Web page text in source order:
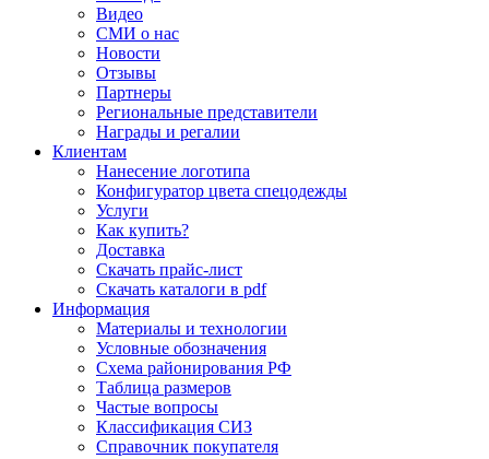
Видео
СМИ о нас
Новости
Отзывы
Партнеры
Региональные представители
Награды и регалии
Клиентам
Нанесение логотипа
Конфигуратор цвета спецодежды
Услуги
Как купить?
Доставка
Скачать прайс-лист
Скачать каталоги в pdf
Информация
Материалы и технологии
Условные обозначения
Схема районирования РФ
Таблица размеров
Частые вопросы
Классификация СИЗ
Справочник покупателя